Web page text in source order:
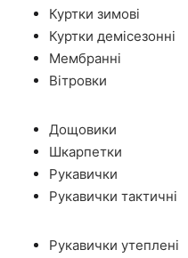
Куртки зимові
Куртки демісезонні
Мембранні
Вітровки
Дощовики
Шкарпетки
Рукавички
Рукавички тактичні
Рукавички утеплені